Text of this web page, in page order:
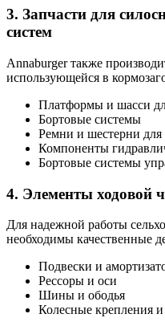
3. Запчасти для
систем
Annaburger также
использующейся в
Платформы и шасси
Бортовые системы
Ремни и шестерни для
Компоненты
Бортовые системы
4. Элементы ходовой
Для надежной работы
необходимы качественные
Подвески и
Рессоры и оси
Шины и ободья
Колесные крепления